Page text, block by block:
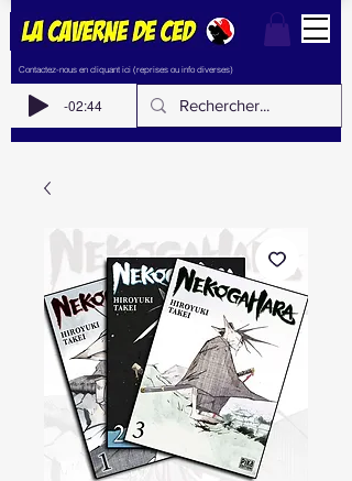
Contactez-nous en cliquant ici (reprises ou info diverses)
-02:44